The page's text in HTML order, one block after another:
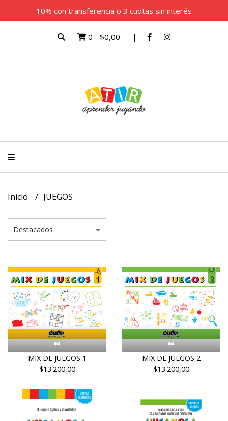
10% con transferencia o 3 cuotas sin interés
0 - $0,00
Inicio JUEGOS
MIX DE JUEGOS 1
$13.200,00
MIX DE JUEGOS 2
$13.200,00